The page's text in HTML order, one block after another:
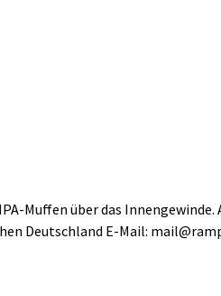
Muffen über das
Deutschland E-Mail: